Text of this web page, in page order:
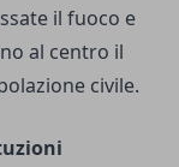
il fuoco e
al centro il
civile.